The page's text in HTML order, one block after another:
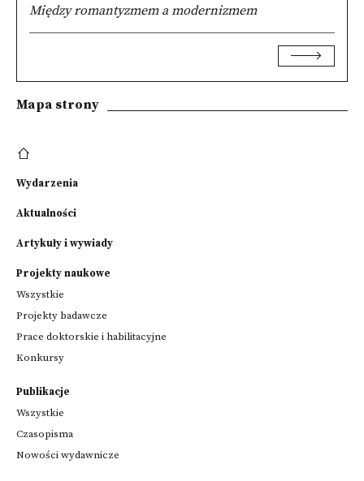
Między romantyzmem a modernizmem
Mapa strony
Wydarzenia
Aktualności
Artykuły i wywiady
Projekty naukowe
Wszystkie
Projekty badawcze
Prace doktorskie i habilitacyjne
Konkursy
Publikacje
Wszystkie
Czasopisma
Nowości wydawnicze